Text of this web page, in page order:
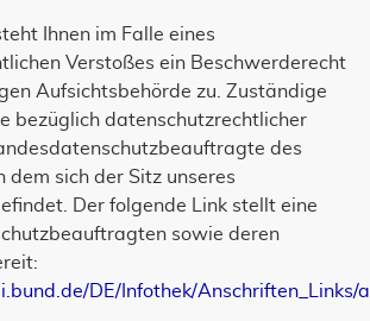
Ihnen im Falle eines
Verstoßes ein Beschwerderecht
Aufsichtsbehörde zu. Zuständige
bezüglich datenschutzrechtlicher
des
dem sich der Sitz unseres
Der folgende Link stellt eine
sowie deren
DE/Infothek/Anschriften_Links/